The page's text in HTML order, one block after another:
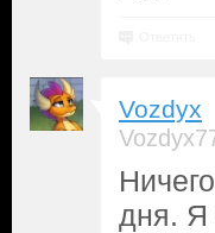
Vozdyx
дня. Я